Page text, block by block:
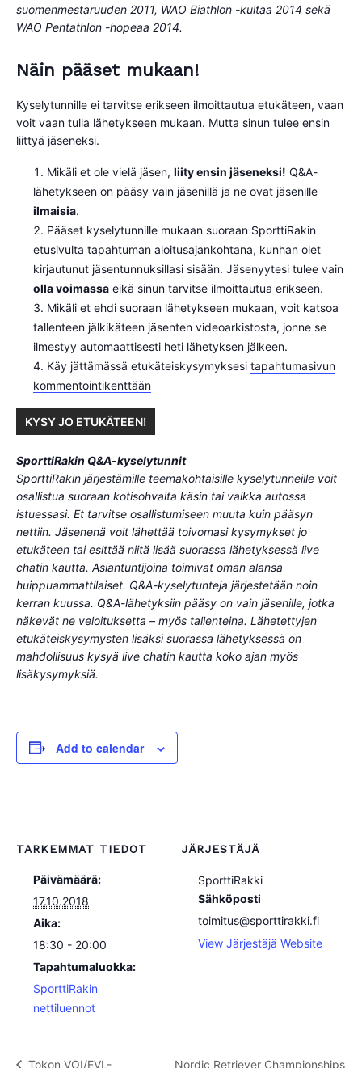
suomenmestaruuden 2011, WAO Biathlon -kultaa 2014 sekä
WAO Pentathlon -hopeaa 2014.
Näin pääset mukaan!
Kyselytunnille ei tarvitse erikseen ilmoittautua etukäteen, vaan
voit vaan tulla lähetykseen mukaan. Mutta sinun tulee ensin
liittyä jäseneksi.
Mikäli et ole vielä jäsen, liity ensin jäseneksi! Q&A-
lähetykseen on pääsy vain jäsenillä ja ne ovat jäsenille
ilmaisia.
Pääset kyselytunnille mukaan suoraan SporttiRakin
etusivulta tapahtuman aloitusajankohtana, kunhan olet
kirjautunut jäsentunnuksillasi sisään. Jäsenyytesi tulee vain
olla voimassa eikä sinun tarvitse ilmoittautua erikseen.
Mikäli et ehdi suoraan lähetykseen mukaan, voit katsoa
tallenteen jälkikäteen jäsenten videoarkistosta, jonne se
ilmestyy automaattisesti heti lähetyksen jälkeen.
Käy jättämässä etukäteiskysymyksesi tapahtumasivun
kommentointikenttään
KYSY JO ETUKÄTEEN!
SporttiRakin Q&A-kyselytunnit
SporttiRakin järjestämille teemakohtaisille kyselytunneille voit
osallistua suoraan kotisohvalta käsin tai vaikka autossa
istuessasi. Et tarvitse osallistumiseen muuta kuin pääsyn
nettiin. Jäsenenä voit lähettää toivomasi kysymykset jo
etukäteen tai esittää niitä lisää suorassa lähetyksessä live
chatin kautta. Asiantuntijoina toimivat oman alansa
huippuammattilaiset. Q&A-kyselytunteja järjestetään noin
kerran kuussa. Q&A-lähetyksiin pääsy on vain jäsenille, jotka
näkevät ne veloituksetta – myös tallenteina. Lähetettyjen
etukäteiskysymysten lisäksi suorassa lähetyksessä on
mahdollisuus kysyä live chatin kautta koko ajan myös
lisäkysymyksiä.
Add to calendar
TARKEMMAT TIEDOT
Päivämäärä:
17.10.2018
Aika:
18:30 - 20:00
Tapahtumaluokka:
SporttiRakin
nettiluennot
JÄRJESTÄJÄ
SporttiRakki
Sähköposti
toimitus@sporttirakki.fi
View Järjestäjä Website
Tokon VOI/EVL- Nordic Retriever Championships